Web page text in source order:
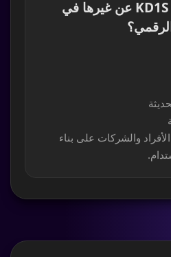
🔟 ما الذي يميز KD1S عن غيرها في
والشركات على بناء